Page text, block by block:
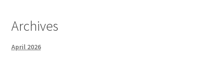
Archives
April 2026